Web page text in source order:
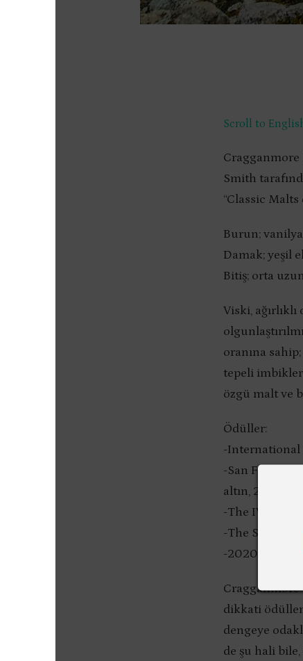
Scroll to
Cragganmore
Smith
“Classic
Burun; vanilya,
Damak; yeşil
Bitiş; orta
Viski,
oranına
tepeli imbikleri
özgü malt ve
Ödüller:
-International
-San
altın, 2007-
-The IWSC
-The Scotch
-2020 Jim
Cragganmore
dikkati
dengeye
de şu hali